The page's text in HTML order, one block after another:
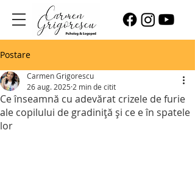
Postare
Ce înseamnă cu adevărat crizele de furie
ale copilului de gradiniță și ce e în spatele
lor
Carmen Grigorescu
26 aug. 2025 2 min de citit